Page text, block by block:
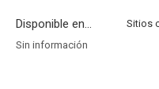
Disponible en...
Sin información